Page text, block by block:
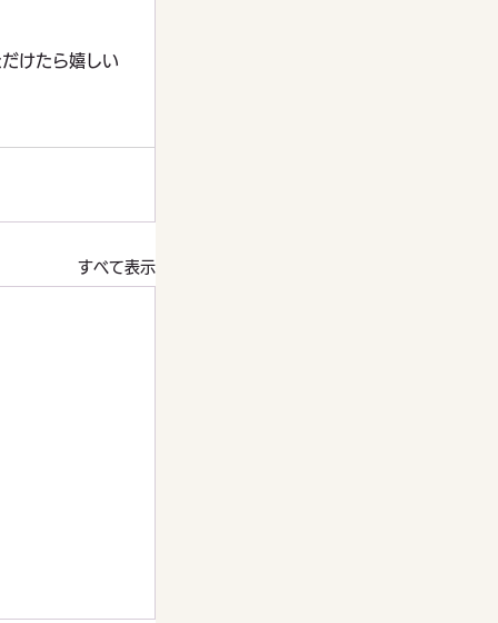
けたら嬉しい
すべて表示